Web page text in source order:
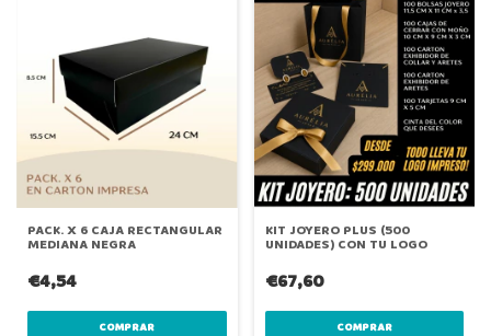
PACK. X 6 CAJA RECTANGULAR
MEDIANA NEGRA
€4,54
KIT JOYERO PLUS (500
UNIDADES) CON TU LOGO
€67,60
COMPRAR